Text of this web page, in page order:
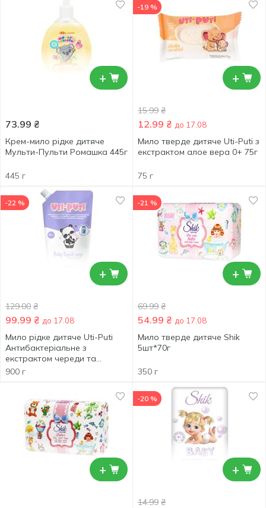
+
73.99 ₴
Крем-мило рідке дитяче
Мульти-Пульти Ромашка 445г
445 г
+
-19 %
15.99 ₴
12.99 ₴ до 17.08
Мило тверде дитяче Uti-Puti з
екстрактом алое вера 0+ 75г
75 г
+
-22 %
129.00 ₴
99.99 ₴ до 17.08
Мило рідке дитяче Uti-Puti
Антибактеріальне з
екстрактом череди та
ромашки з бісабололом з
900 г
+
-21 %
69.99 ₴
54.99 ₴ до 17.08
Мило тверде дитяче Shik
5шт*70г
350 г
+ +
-20 %
14.99 ₴